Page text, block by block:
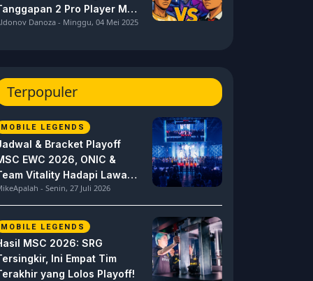
2 Pro Player MPL
S15 iniDanoza - Minggu, 04 Mei 2025
Terpopuler
MOBILE LEGENDS
& Bracket Playoff
EWC 2026, ONIC &
Vitality Hadapi Lawan
- Senin, 27 Juli 2026
MOBILE LEGENDS
MSC 2026: SRG
Ini Empat Tim
yang Lolos Playoff!